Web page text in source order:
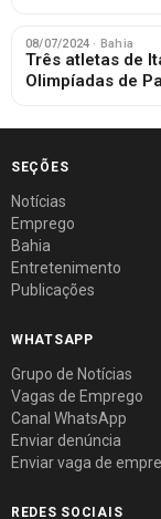
08/07/2024 · Bahia
Três atletas de
Olimpíadas de
SEÇÕES
Notícias
Emprego
Bahia
Entretenimento
Publicações
WHATSAPP
Grupo de Notícias
Vagas de Emprego
Canal WhatsApp
Enviar denúncia
Enviar vaga de
REDES SOCIAIS